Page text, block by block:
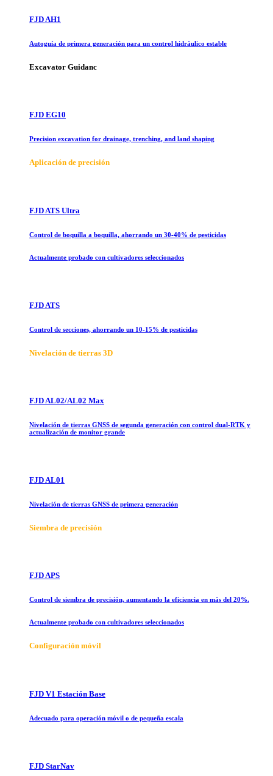
FJD AH1
Autoguía de primera generación para un control hidráulico estable
Excavator Guidanc
FJD EG10
Precision excavation for drainage, trenching, and land shaping
Aplicación de precisión
FJD ATS Ultra
Control de boquilla a boquilla, ahorrando un 30-40% de pesticidas
Actualmente probado con cultivadores seleccionados
FJD ATS
Control de secciones, ahorrando un 10-15% de pesticidas
Nivelación de tierras 3D
FJD AL02/AL02 Max
Nivelación de tierras GNSS de segunda generación con control dual-RTK y
actualización de monitor grande
FJD AL01
Nivelación de tierras GNSS de primera generación
Siembra de precisión
FJD APS
Control de siembra de precisión, aumentando la eficiencia en más del 20%.
Actualmente probado con cultivadores seleccionados
Configuración móvil
FJD V1 Estación Base
Adecuado para operación móvil o de pequeña escala
FJD StarNav